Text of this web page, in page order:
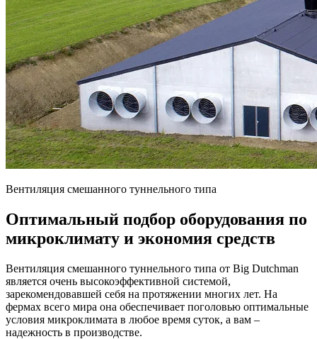
Вентиляция смешанного туннельного типа
Оптимальный подбор оборудования по
микроклимату и экономия средств
Вентиляция смешанного туннельного типа от Big Dutchman
является очень высокоэффективной системой,
зарекомендовавшей себя на протяжении многих лет. На
фермах всего мира она обеспечивает поголовью оптимальные
условия микроклимата в любое время суток, а вам –
надежность в производстве.